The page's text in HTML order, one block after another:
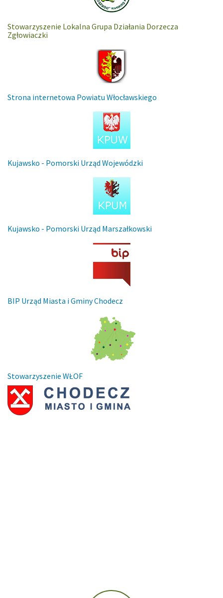
Stowarzyszenie Lokalna Grupa Działania Dorzecza
Zgłowiaczki
Strona internetowa Powiatu Włocławskiego
Kujawsko - Pomorski Urząd Wojewódzki
Kujawsko - Pomorski Urząd Marszałkowski
BIP Urząd Miasta i Gminy Chodecz
Stowarzyszenie WŁOF